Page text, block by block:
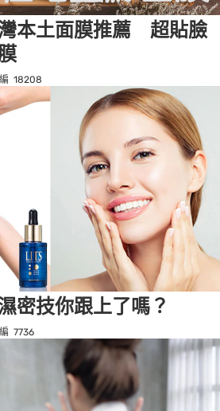
灣本土面膜推薦 超貼臉
18208
密技你跟上了嗎？
7736